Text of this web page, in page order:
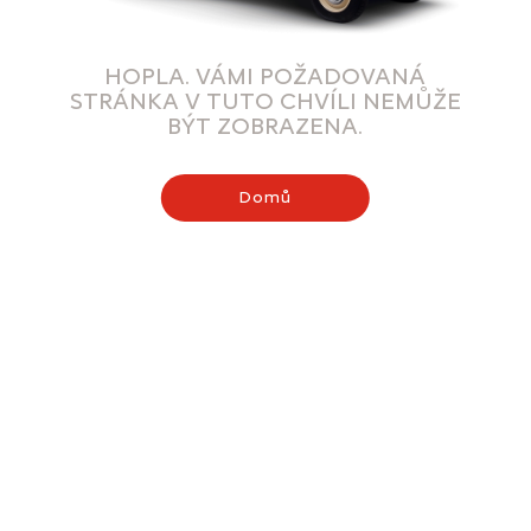
HOPLA. VÁMI POŽADOVANÁ
STRÁNKA V TUTO CHVÍLI NEMŮŽE
BÝT ZOBRAZENA.
Domů